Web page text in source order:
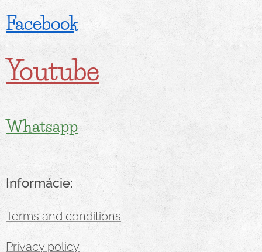
Facebook
Youtube
Whatsapp
Informácie:
Terms and conditions
Privacy policy